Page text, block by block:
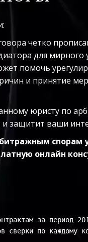
четко
для мирного
помочь
и принятие
юристу по
защитит ваши
спорам
онлайн
за период
сверки по каждому